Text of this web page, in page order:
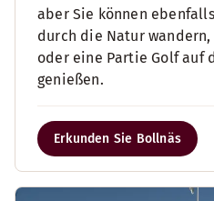
aber Sie können
durch die Natur
oder eine Partie Golf auf
genießen.
Erkunden Sie Bollnäs